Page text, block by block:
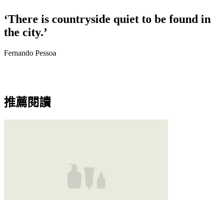
‘There is countryside quiet to be found in
the city.’
Fernando Pessoa
推薦閱讀